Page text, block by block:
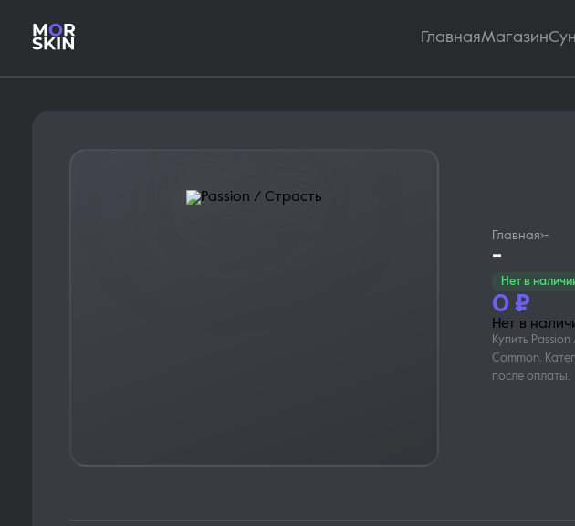
ГлавнаяМагазин
Главная›-
-
Нет в
0 ₽
Нет в
Купить
Common.
после оплаты.